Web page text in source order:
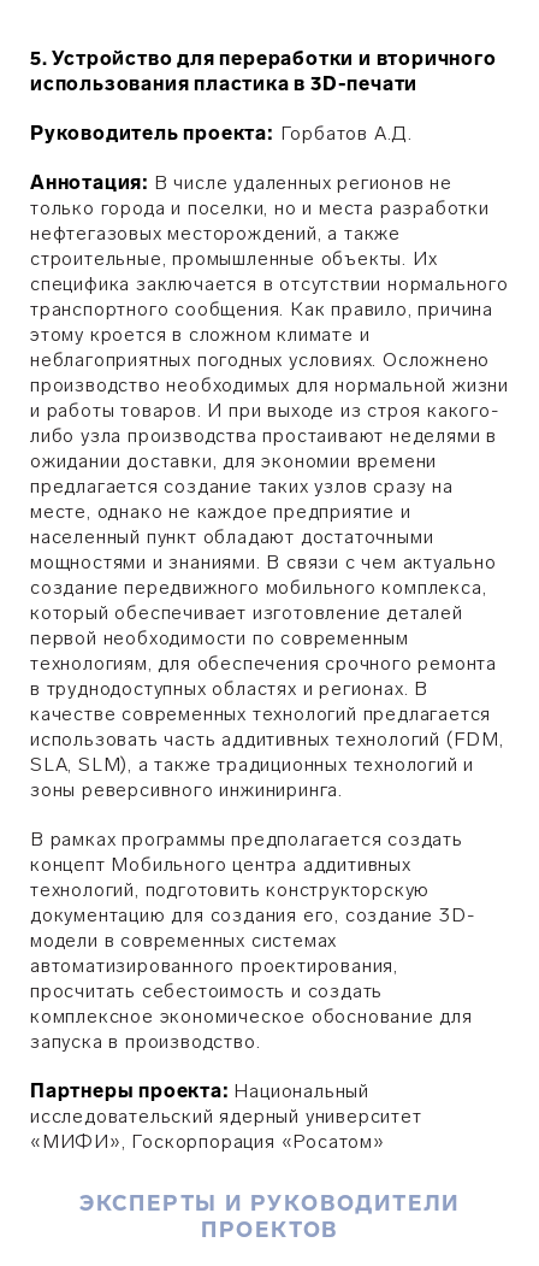
5. Устройство для переработки и вторичного
использования пластика в 3D-печати
Руководитель проекта: Горбатов А.Д.
Аннотация: В числе удаленных регионов не
только города и поселки, но и места разработки
нефтегазовых месторождений, а также
строительные, промышленные объекты. Их
специфика заключается в отсутствии нормального
транспортного сообщения. Как правило, причина
этому кроется в сложном климате и
неблагоприятных погодных условиях. Осложнено
производство необходимых для нормальной жизни
и работы товаров. И при выходе из строя какого-
либо узла производства простаивают неделями в
ожидании доставки, для экономии времени
предлагается создание таких узлов сразу на
месте, однако не каждое предприятие и
населенный пункт обладают достаточными
мощностями и знаниями. В связи с чем актуально
создание передвижного мобильного комплекса,
который обеспечивает изготовление деталей
первой необходимости по современным
технологиям, для обеспечения срочного ремонта
в труднодоступных областях и регионах. В
качестве современных технологий предлагается
использовать часть аддитивных технологий (FDM,
SLA, SLM), а также традиционных технологий и
зоны реверсивного инжиниринга.
В рамках программы предполагается создать
концепт Мобильного центра аддитивных
технологий, подготовить конструкторскую
документацию для создания его, создание 3D-
модели в современных системах
автоматизированного проектирования,
просчитать себестоимость и создать
комплексное экономическое обоснование для
запуска в производство.
Партнеры проекта: Национальный
исследовательский ядерный университет
«МИФИ», Госкорпорация «Росатом»
ЭКСПЕРТЫ И РУКОВОДИТЕЛИ
ПРОЕКТОВ